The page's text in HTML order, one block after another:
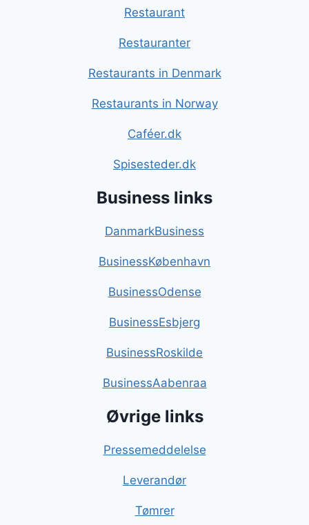
Restaurant
Restauranter
Restaurants in Denmark
Restaurants in Norway
Caféer.dk
Spisesteder.dk
Business links
DanmarkBusiness
BusinessKøbenhavn
BusinessOdense
BusinessEsbjerg
BusinessRoskilde
BusinessAabenraa
Øvrige links
Pressemeddelelse
Leverandør
Tømrer